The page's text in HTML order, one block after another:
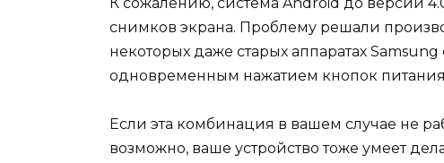
снимков экрана. Проблему решали
некоторых даже старых аппаратах
одновременным нажатием кнопок
Если эта комбинация в вашем случае не
возможно, ваше устройство тоже умеет